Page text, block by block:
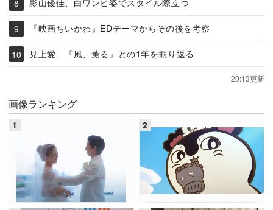
影山優佳、白ワンピ姿でスタイル際立つ
『映画ちいかわ』EDテーマからその後を考察
見上愛、『風、薫る』との1年を振り返る
20:13更新
画像ランキング